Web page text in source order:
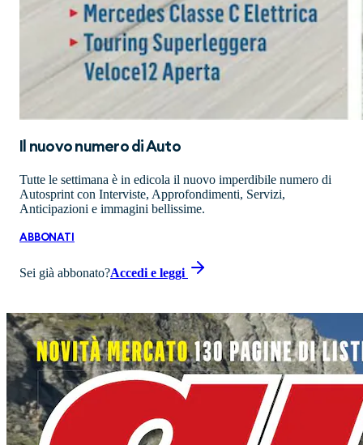
Il nuovo numero diAuto
Tutte le settimana è in edicola il nuovo imperdibile numero di
Autosprint con Interviste, Approfondimenti, Servizi,
Anticipazioni e immagini bellissime.
ABBONATI
Sei già abbonato?Accedi e leggi